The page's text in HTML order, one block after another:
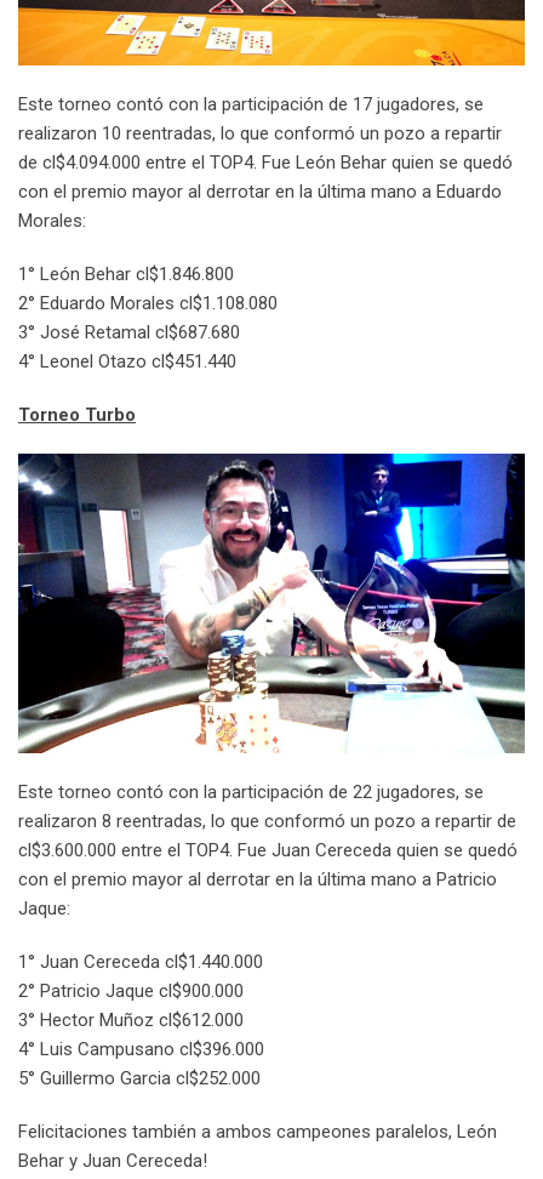
Este torneo contó con la participación de 17 jugadores, se
realizaron 10 reentradas, lo que conformó un pozo a repartir
de cl$4.094.000 entre el TOP4. Fue León Behar quien se quedó
con el premio mayor al derrotar en la última mano a Eduardo
Morales:
1° León Behar cl$1.846.800
2° Eduardo Morales cl$1.108.080
3° José Retamal cl$687.680
4° Leonel Otazo cl$451.440
Torneo Turbo
Este torneo contó con la participación de 22 jugadores, se
realizaron 8 reentradas, lo que conformó un pozo a repartir de
cl$3.600.000 entre el TOP4. Fue Juan Cereceda quien se quedó
con el premio mayor al derrotar en la última mano a Patricio
Jaque:
1° Juan Cereceda cl$1.440.000
2° Patricio Jaque cl$900.000
3° Hector Muñoz cl$612.000
4° Luis Campusano cl$396.000
5° Guillermo Garcia cl$252.000
Felicitaciones también a ambos campeones paralelos, León
Behar y Juan Cereceda!